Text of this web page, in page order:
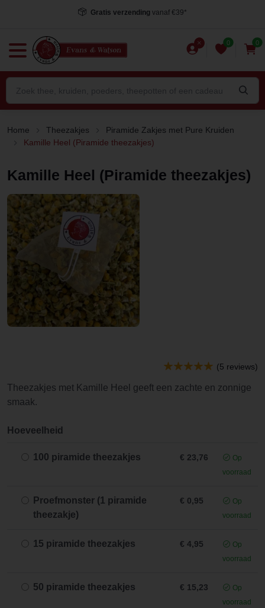
Gratis verzendingvanaf €39*
0 0
Home Theezakjes
Piramide Zakjes met Pure Kruiden
Kamille Heel (Piramide theezakjes)
Kamille Heel (Piramide theezakjes)
(5 reviews)
Theezakjes met Kamille Heel geeft een zachte en zonnige
smaak.
Hoeveelheid
100 piramide theezakjes € 23,76
Op
voorraad
Proefmonster (1 piramide
theezakje)
€ 0,95
Op
voorraad
15 piramide theezakjes € 4,95
Op
voorraad
50 piramide theezakjes € 15,23
Op
voorraad